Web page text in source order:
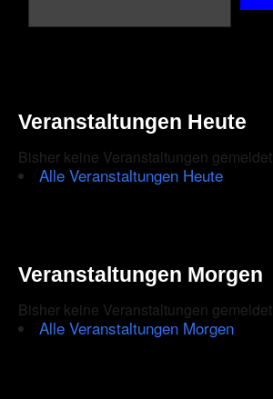
Veranstaltungen Heute
Bisher keine Veranstaltungen gemeldet
Alle Veranstaltungen Heute
Veranstaltungen Morgen
Bisher keine Veranstaltungen gemeldet
Alle Veranstaltungen Morgen